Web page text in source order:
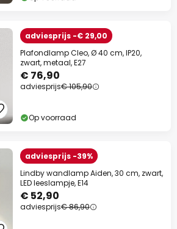
adviesprijs -€ 29,00
Plafondlamp Cleo, Ø 40 cm, IP20,
zwart, metaal, E27
€ 76,90
adviesprijs€ 105,90
Op voorraad
adviesprijs -39%
Lindby wandlamp Aiden, 30 cm, zwart,
LED leeslampje, E14
€ 52,90
adviesprijs€ 86,90